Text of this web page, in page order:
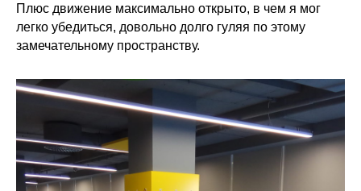
Плюс движение максимально открыто, в чем я мог
легко убедиться, довольно долго гуляя по этому
замечательному пространству.